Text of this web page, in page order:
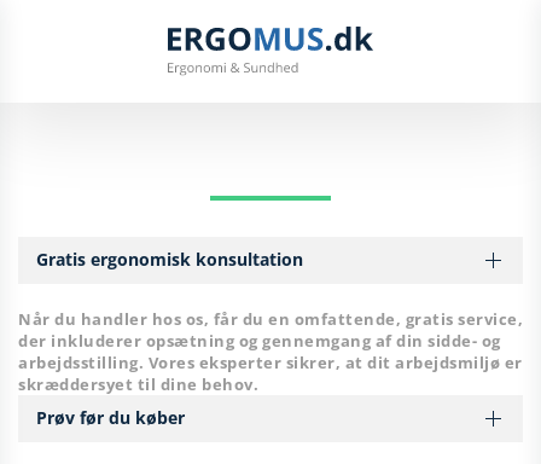
Skip to main content
Gratis ergonomisk konsultation
Når du handler hos os, får du en omfattende, gratis service,
der inkluderer opsætning og gennemgang af din sidde- og
arbejdsstilling. Vores eksperter sikrer, at dit arbejdsmiljø er
skræddersyet til dine behov.
Prøv før du køber